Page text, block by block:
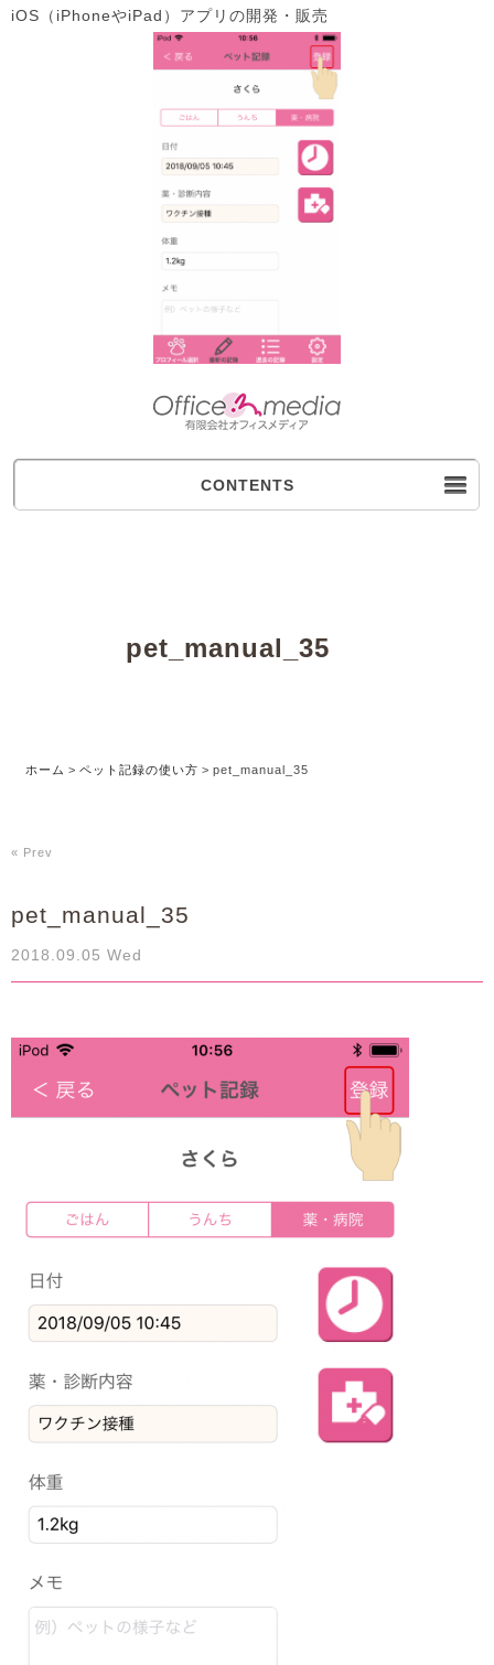
iOS（iPhoneやiPad）アプリの開発・販売
CONTENTS
pet_manual_35
ホーム > ペット記録の使い方 > pet_manual_35
« Prev
pet_manual_35
2018.09.05 Wed